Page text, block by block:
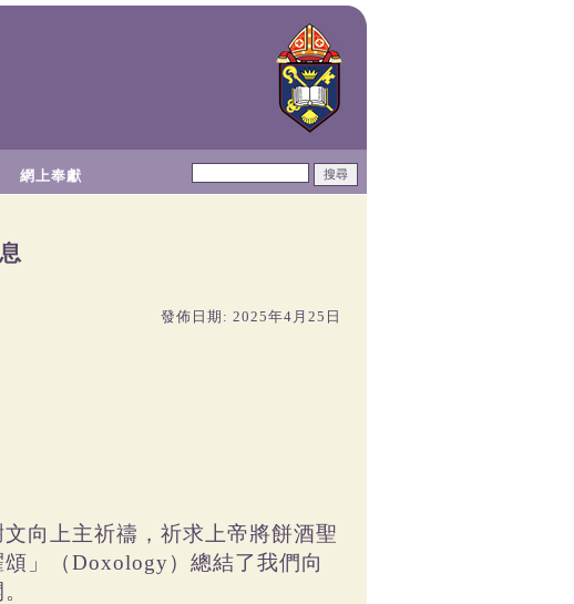
網上奉獻
發佈日期: 2025年4月25日
向上主祈禱，祈求上帝將餅酒聖
」（Doxology）總結了我們向